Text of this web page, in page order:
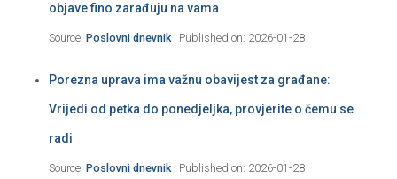
objave fino zarađuju na vama
Source: Poslovni dnevnik Published on: 2026-01-28
Porezna uprava ima važnu obavijest za građane:
Vrijedi od petka do ponedjeljka, provjerite o čemu se
radi
Source: Poslovni dnevnik Published on: 2026-01-28